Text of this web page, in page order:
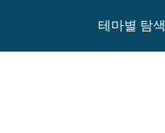
테마별 탐색